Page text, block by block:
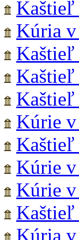
Kaštieľ
Kúria
Kaštieľ
Kaštieľ
Kaštieľ
Kúrie
Kaštieľ
Kúrie
Kúrie
Kaštieľ
Kúria v